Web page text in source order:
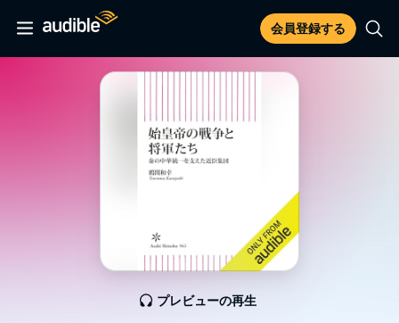
会員登録する
プレビューの再生